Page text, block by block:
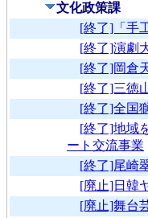
文化政策課
[終了]「手
[終了]演劇
[終了]岡倉
[終了]三徳
[終了]全国
[終了]地域
ート交流事業
[終了]尾崎
[廃止]日韓
[廃止]舞台